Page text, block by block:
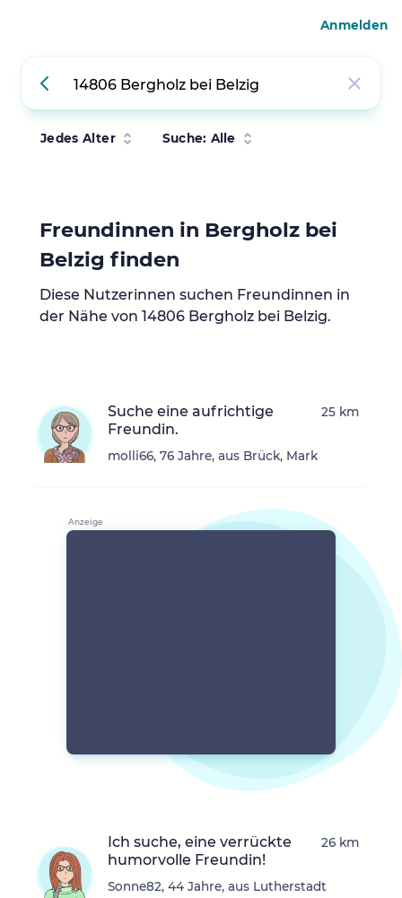
Jedes Alter Suche: Alle
Freundinnen in Bergholz bei
Belzig finden
Diese Nutzerinnen suchen Freundinnen in
der Nähe von 14806 Bergholz bei Belzig.
Suche eine aufrichtige
Freundin.
molli66, 76 Jahre, aus Brück, Mark
25 km
Ich suche, eine verrückte
humorvolle Freundin!
Sonne82, 44 Jahre, aus Lutherstadt
26 km
Anmelden